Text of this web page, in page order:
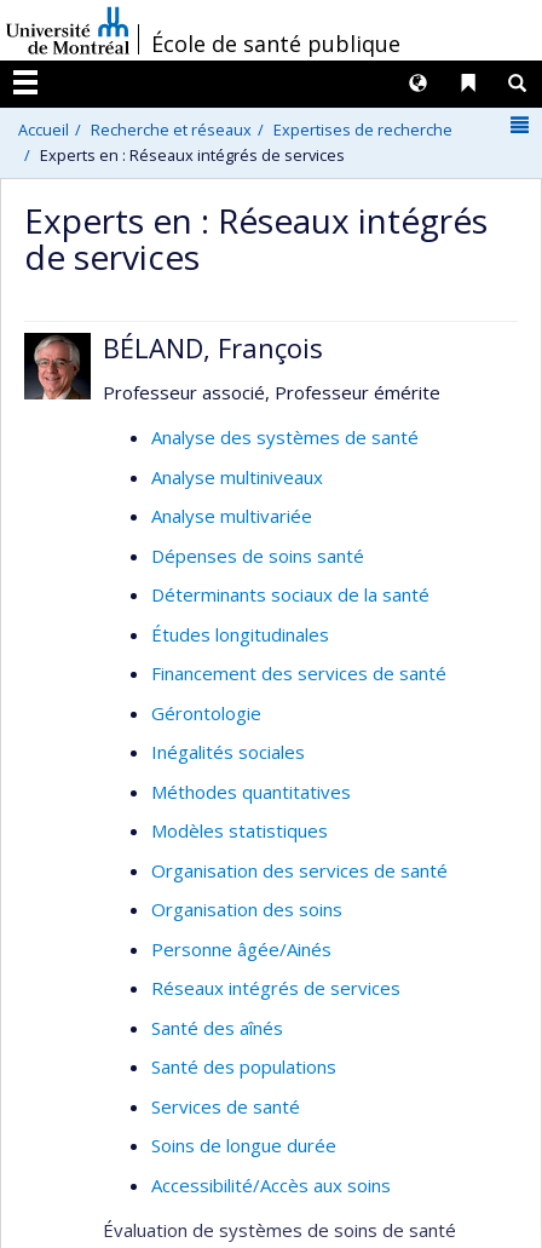
au
contenu
/École de santé publique
Menu
Liens
Langues
Accueil Recherche et réseaux
Expertises de recherche
Experts en : Réseaux intégrés de services
Experts en : Réseaux intégrés
de services
BÉLAND, François
Professeur associé, Professeur émérite
Analyse des systèmes de santé
Analyse multiniveaux
Analyse multivariée
Dépenses de soins santé
Déterminants sociaux de la santé
Études longitudinales
Financement des services de santé
Gérontologie
Inégalités sociales
Méthodes quantitatives
Modèles statistiques
Organisation des services de santé
Organisation des soins
Personne âgée/Ainés
Réseaux intégrés de services
Santé des aînés
Santé des populations
Services de santé
Soins de longue durée
Accessibilité/Accès aux soins
Évaluation de systèmes de soins de santé